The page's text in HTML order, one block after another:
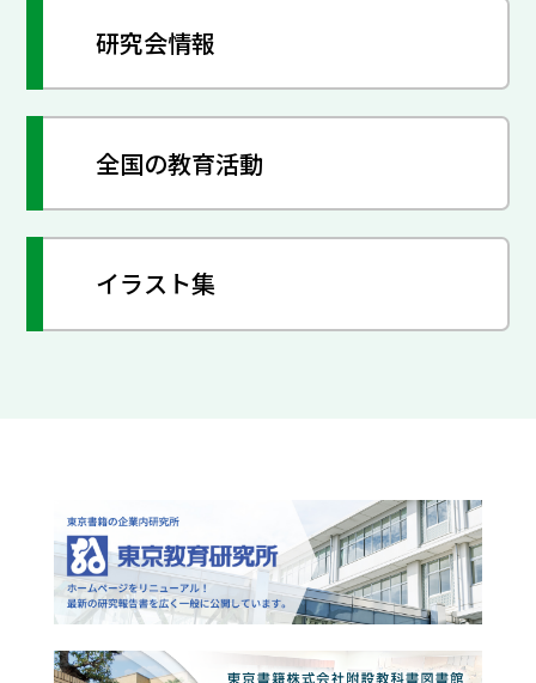
研究会情報
全国の教育活動
イラスト集